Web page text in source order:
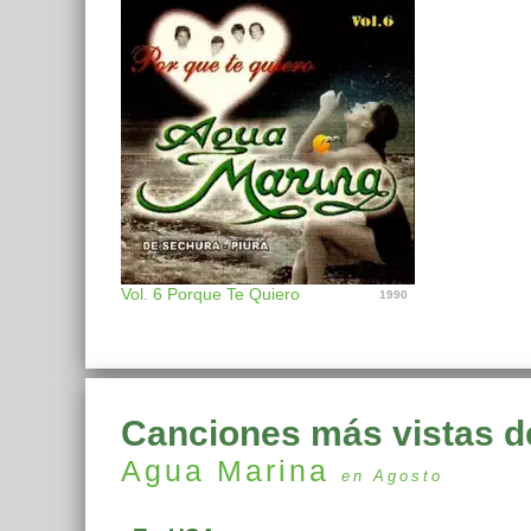
Vol. 6 Porque Te Quiero 1990
Canciones más vistas
Agua Marina en Agosto